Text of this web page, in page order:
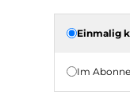
Einmalig
Im